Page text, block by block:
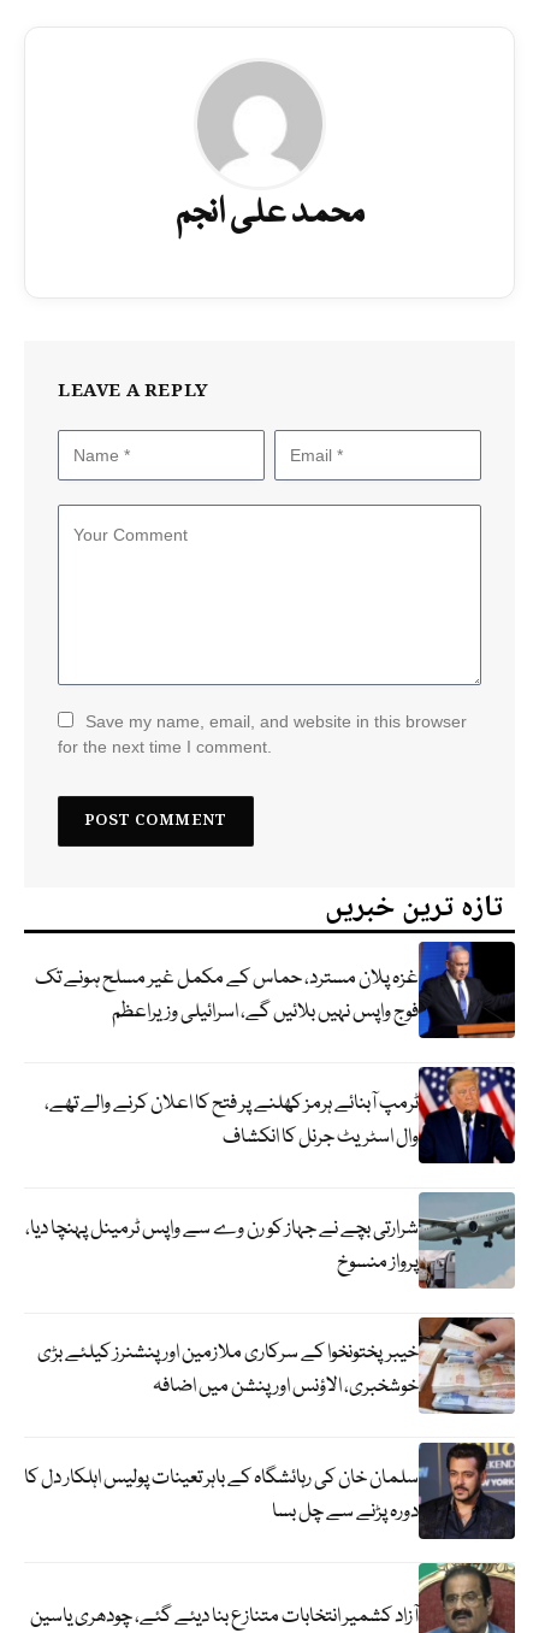
محمد علی انجم
LEAVE A REPLY
Save my name, email, and website in this browser
for the next time I comment.
تازہ ترین خبریں
غزہ پلان مسترد، حماس کے مکمل غیر مسلح ہونے تک
فوج واپس نہیں بلائیں گے، اسرائیلی وزیراعظم
ٹرمپ آبنائے ہرمز کھلنے پر فتح کا اعلان کرنے والے تھے،
وال اسٹریٹ جرنل کا انکشاف
شرارتی بچے نے جہاز کو رن وے سے واپس ٹرمینل پہنچا دیا،
پرواز منسوخ
خیبرپختونخوا کے سرکاری ملازمین اور پنشنرز کیلئے بڑی
خوشخبری، الاؤنس اور پنشن میں اضافہ
سلمان خان کی رہائشگاہ کے باہر تعینات پولیس اہلکار دل کا
دورہ پڑنے سے چل بسا
آزاد کشمیر انتخابات متنازع بنا دیئے گئے، چودھری یاسین